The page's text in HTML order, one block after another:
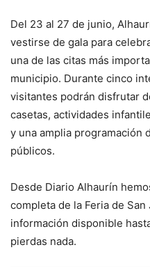
Del 23 al 27 de junio,
vestirse de gala para
una de las citas más
municipio. Durante cinco
visitantes podrán disfrutar
casetas, actividades
y una amplia programación
públicos.
Desde Diario Alhaurín
completa de la Feria de
información disponible
pierdas nada.